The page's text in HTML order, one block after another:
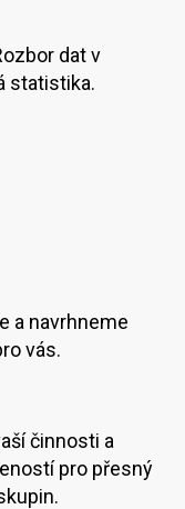
dat v
statistika.
a navrhneme
vás.
činnosti a
pro přesný